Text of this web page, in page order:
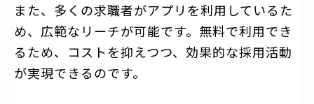
また、多くの求職者がアプリを利用しているた
め、広範なリーチが可能です。無料で利用でき
るため、コストを抑えつつ、効果的な採用活動
が実現できるのです。